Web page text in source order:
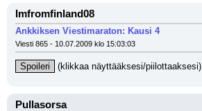
Imfromfinland08
Ankkiksen Viestimaraton: Kausi 4
Viesti 865 - 10.07.2009 klo 15:03:03
Spoileri (klikkaa näyttääksesi/piilottaaksesi)
Pullasorsa